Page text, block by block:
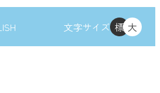
文字サイズ 標 大